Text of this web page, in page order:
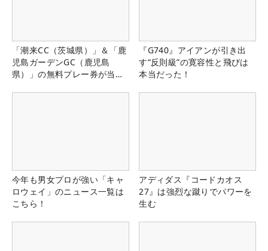
「潮来CC（茨城県）」＆「鹿
児島ガーデンGC（鹿児島
県）」の無料プレー券が当た
『G740』アイアンが引き出
す“反則級”の寛容性と飛びは
本当だった！
今年も男女プロが強い「キャ
ロウェイ」のニュース一覧は
こちら！
アディダス『コードカオス
27』は強烈な蹴りでパワーを
生む